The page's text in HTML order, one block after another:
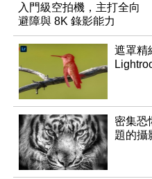
入門級空拍機，主打全向
避障與 8K 錄影能力
遮罩精
密集恐
題的攝